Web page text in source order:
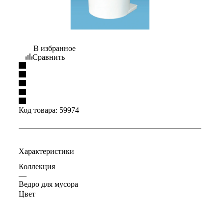
В избранное
Сравнить
Код товара: 59974
Характеристики
Коллекция
—
Ведро для мусора
Цвет